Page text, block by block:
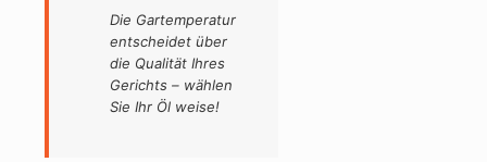
Die Gartemperatur
entscheidet über
die Qualität Ihres
Gerichts – wählen
Sie Ihr Öl weise!